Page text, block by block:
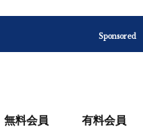
Sponsored
無料会員 有料会員